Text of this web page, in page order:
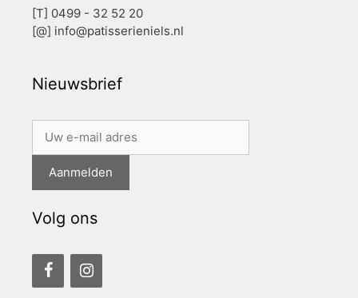
[T] 0499 - 32 52 20
[@] info@patisserieniels.nl
Nieuwsbrief
Volg ons